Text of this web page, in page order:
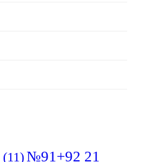
(11)№91+92 21